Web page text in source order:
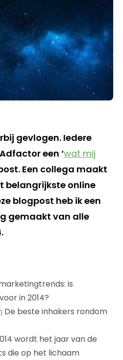
gevlogen. Iedere
een ‘wat mij
Een collega maakt
belangrijkste online
blogpost heb ik een
gemaakt van alle
is
in 2014?
De beste inhakers rondom
wordt het jaar van de
die op het lichaam